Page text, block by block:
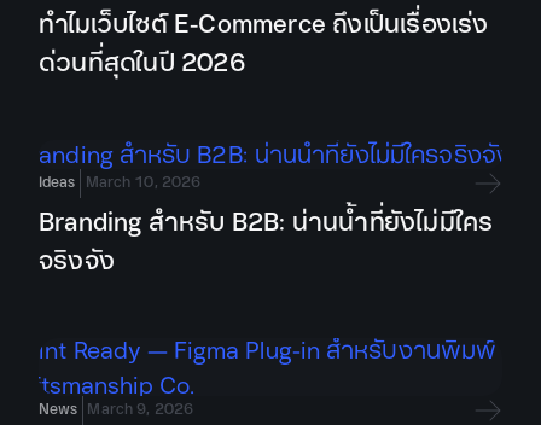
ทำไมเว็บไซต์ E-Commerce ถึงเป็นเรื่องเร่ง
ด่วนที่สุดในปี 2026
Ideas March 10, 2026
Branding สำหรับ B2B: น่านน้ำที่ยังไม่มีใคร
จริงจัง
News March 9, 2026